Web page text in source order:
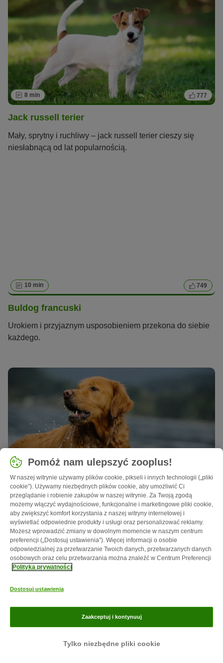
8 min 777
Jack russell terier
Mały, sprytny i ruchliwy – jack russell terier cieszy się
niesłabnącą od lat popularnością.
10 min 749
Buldog francuski
Urokiem i przyjaznym usposobieniem przekona do siebie
każdego.
9 min 642
Golden retriever
Najlepszy przyjaciel dziecka i idealny pupil dla rodziny.
*"wcześniej" = najniższa cena artykułu w ciągu ostatnich 30 dni.
**Warunki dostawy
Pomóż nam ulepszyć zooplus!
W naszej witrynie używamy plików cookie, pikseli i innych technologii („pliki
cookie”). Używamy niezbędnych plików cookie, aby umożliwić Ci
przeglądanie i robienie zakupów w naszej witrynie. Za Twoją zgodą
możemy włączyć wydajnościowe, funkcjonalne i marketingowe pliki cookie,
aby zwiększyć komfort korzystania z naszej witryny internetowej i
wyświetlać odpowiednie produkty i usługi oraz personalizować reklamy.
Możesz wprowadzić zmiany w dowolnym momencie w naszym centrum
preferencji („Dostosuj ustawienia”). Więcej informacji o osobie
odpowiedzialnej za przetwarzanie Twoich danych, przetwarzanych danych
osobowych oraz celu przetwarzania można znaleźć w Centrum Preferencji
Polityka prywatności
Dostosuj ustawienia
Tylko niezbędne pliki cookie
Zaakceptuj i kontynuuj